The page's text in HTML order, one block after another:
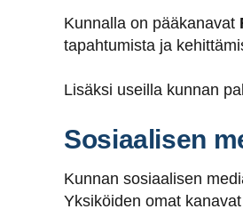
Kunnalla on pääkanavat
tapahtumista ja
Lisäksi useilla kunnan
Sosiaalisen
Kunnan sosiaalisen
Yksiköiden omat